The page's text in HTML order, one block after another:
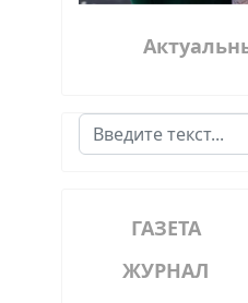
Поиск
ГАЗЕТА
ЖУРНАЛ